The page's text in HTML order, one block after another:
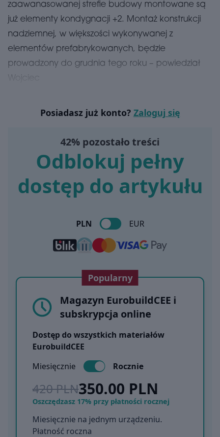
zaawanasowanej strefie budowy montowane są
już elementy kondygnacji +2. Montaż konstrukcji
nadziemnej, w większości wykonywanej z
elementów prefabrykowanych, będzie
prowadzony do grudnia tego roku – powiedział
Posiadasz już konto? Zaloguj się
42% pozostało treści
Odblokuj pełny
dostęp do artykułu
PLN EUR
Popularny
Magazyn EurobuildCEE i
subskrypcja online
Dostęp do wszystkich materiałów
EurobuildCEE
Miesięcznie
Rocznie
420 PLN350.00 PLN
Oszczędzasz 17% przy płatności rocznej
Miesięcznie na jednym urządzeniu.
Płatność roczna